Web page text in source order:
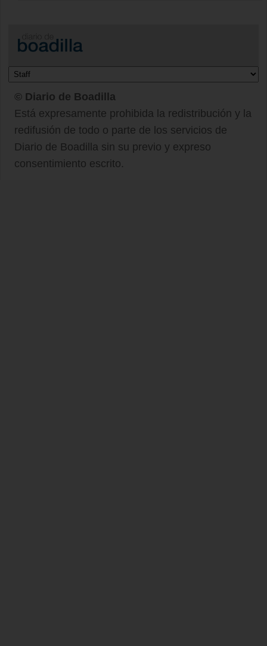
© Diario de Boadilla
Está expresamente prohibida la redistribución y la
redifusión de todo o parte de los servicios de
Diario de Boadilla sin su previo y expreso
consentimiento escrito.